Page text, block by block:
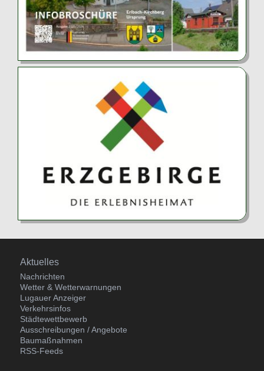
Navigation
überspringen
Aktuelles
Nachrichten
Wetter & Wetterwarnungen
Lugauer Anzeiger
Verkehrsinfos
Städtewettbewerb
Ausschreibungen / Angebote
Baumaßnahmen
RSS-Feeds